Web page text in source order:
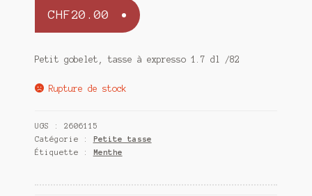
CHF20.00
Petit gobelet, tasse à expresso 1.7 dl /82
Rupture de stock
UGS : 2606115
Catégorie : Petite tasse
Étiquette : Menthe